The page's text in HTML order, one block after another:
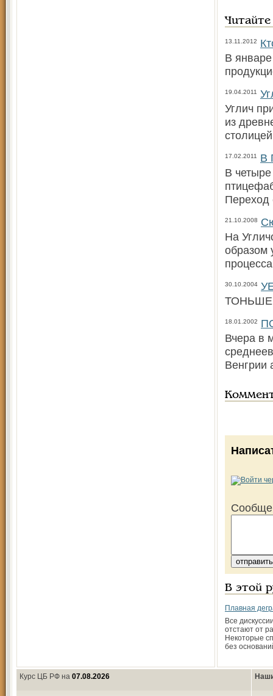
13.11.2012
В
19.04.2011
Углич
из
17.02.2011
В
В четыре
Переход
21.10.2008
На
образом
30.10.2004
18.01.2002
Вчера в
Венгрии
В этой
Плавная
Все
отстают от
Некоторые
без
Курс ЦБ РФ на 07.08.2026